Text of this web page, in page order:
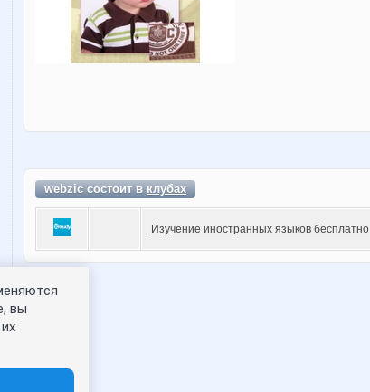
webzic состоит вклубах
Изучение иностранных языков бесплатно
вы